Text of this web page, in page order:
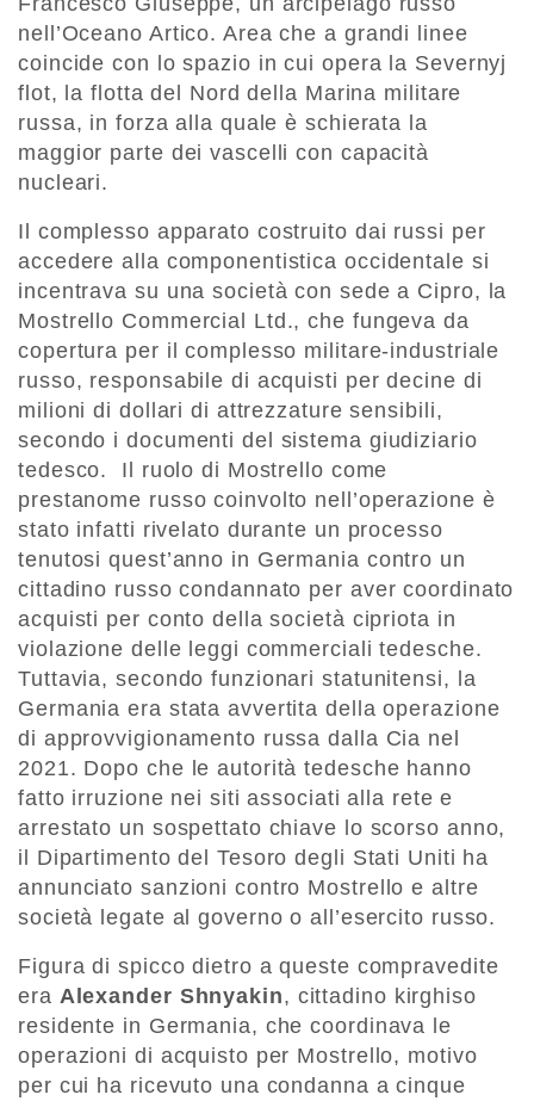
nell’Oceano Artico. Area che a grandi linee
coincide con lo spazio in cui opera la Severnyj
flot, la flotta del Nord della Marina militare
russa, in forza alla quale è schierata la
maggior parte dei vascelli con capacità
nucleari.
Il complesso apparato costruito dai russi per
accedere alla componentistica occidentale si
incentrava su una società con sede a Cipro, la
Mostrello Commercial Ltd., che fungeva da
copertura per il complesso militare-industriale
russo, responsabile di acquisti per decine di
milioni di dollari di attrezzature sensibili,
secondo i documenti del sistema giudiziario
tedesco. Il ruolo di Mostrello come
prestanome russo coinvolto nell’operazione è
stato infatti rivelato durante un processo
tenutosi quest’anno in Germania contro un
cittadino russo condannato per aver coordinato
acquisti per conto della società cipriota in
violazione delle leggi commerciali tedesche.
Tuttavia, secondo funzionari statunitensi, la
Germania era stata avvertita della operazione
di approvvigionamento russa dalla Cia nel
2021. Dopo che le autorità tedesche hanno
fatto irruzione nei siti associati alla rete e
arrestato un sospettato chiave lo scorso anno,
il Dipartimento del Tesoro degli Stati Uniti ha
annunciato sanzioni contro Mostrello e altre
società legate al governo o all’esercito russo.
Figura di spicco dietro a queste compravedite
era Alexander Shnyakin, cittadino kirghiso
residente in Germania, che coordinava le
operazioni di acquisto per Mostrello, motivo
per cui ha ricevuto una condanna a cinque